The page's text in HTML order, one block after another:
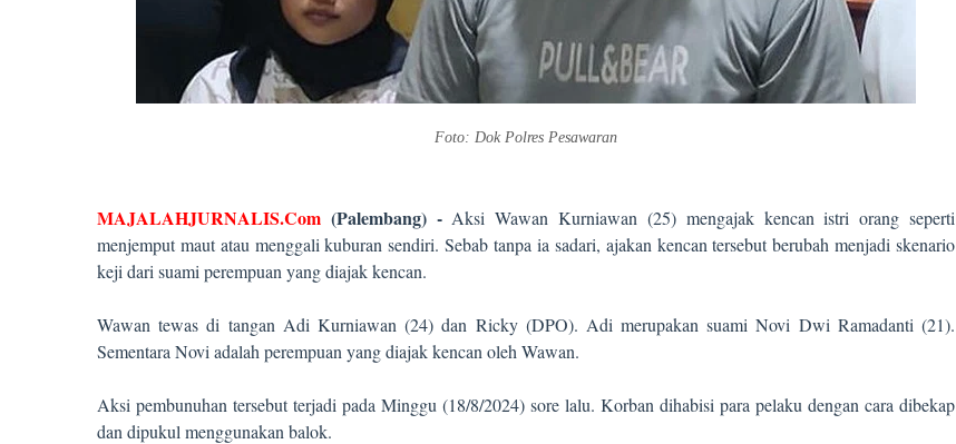
Foto: Dok Polres Pesawaran
MAJALAHJURNALIS.Com (Palembang) -Aksi Wawan Kurniawan (25) mengajak kencan istri orang seperti
menjemput maut atau menggali kuburan sendiri. Sebab tanpa ia sadari, ajakan kencan tersebut berubah menjadi skenario
keji dari suami perempuan yang diajak kencan.
Wawan tewas di tangan Adi Kurniawan (24) dan Ricky (DPO). Adi merupakan suami Novi Dwi Ramadanti (21).
Sementara Novi adalah perempuan yang diajak kencan oleh Wawan.
Aksi pembunuhan tersebut terjadi pada Minggu (18/8/2024) sore lalu. Korban dihabisi para pelaku dengan cara dibekap
dan dipukul menggunakan balok.